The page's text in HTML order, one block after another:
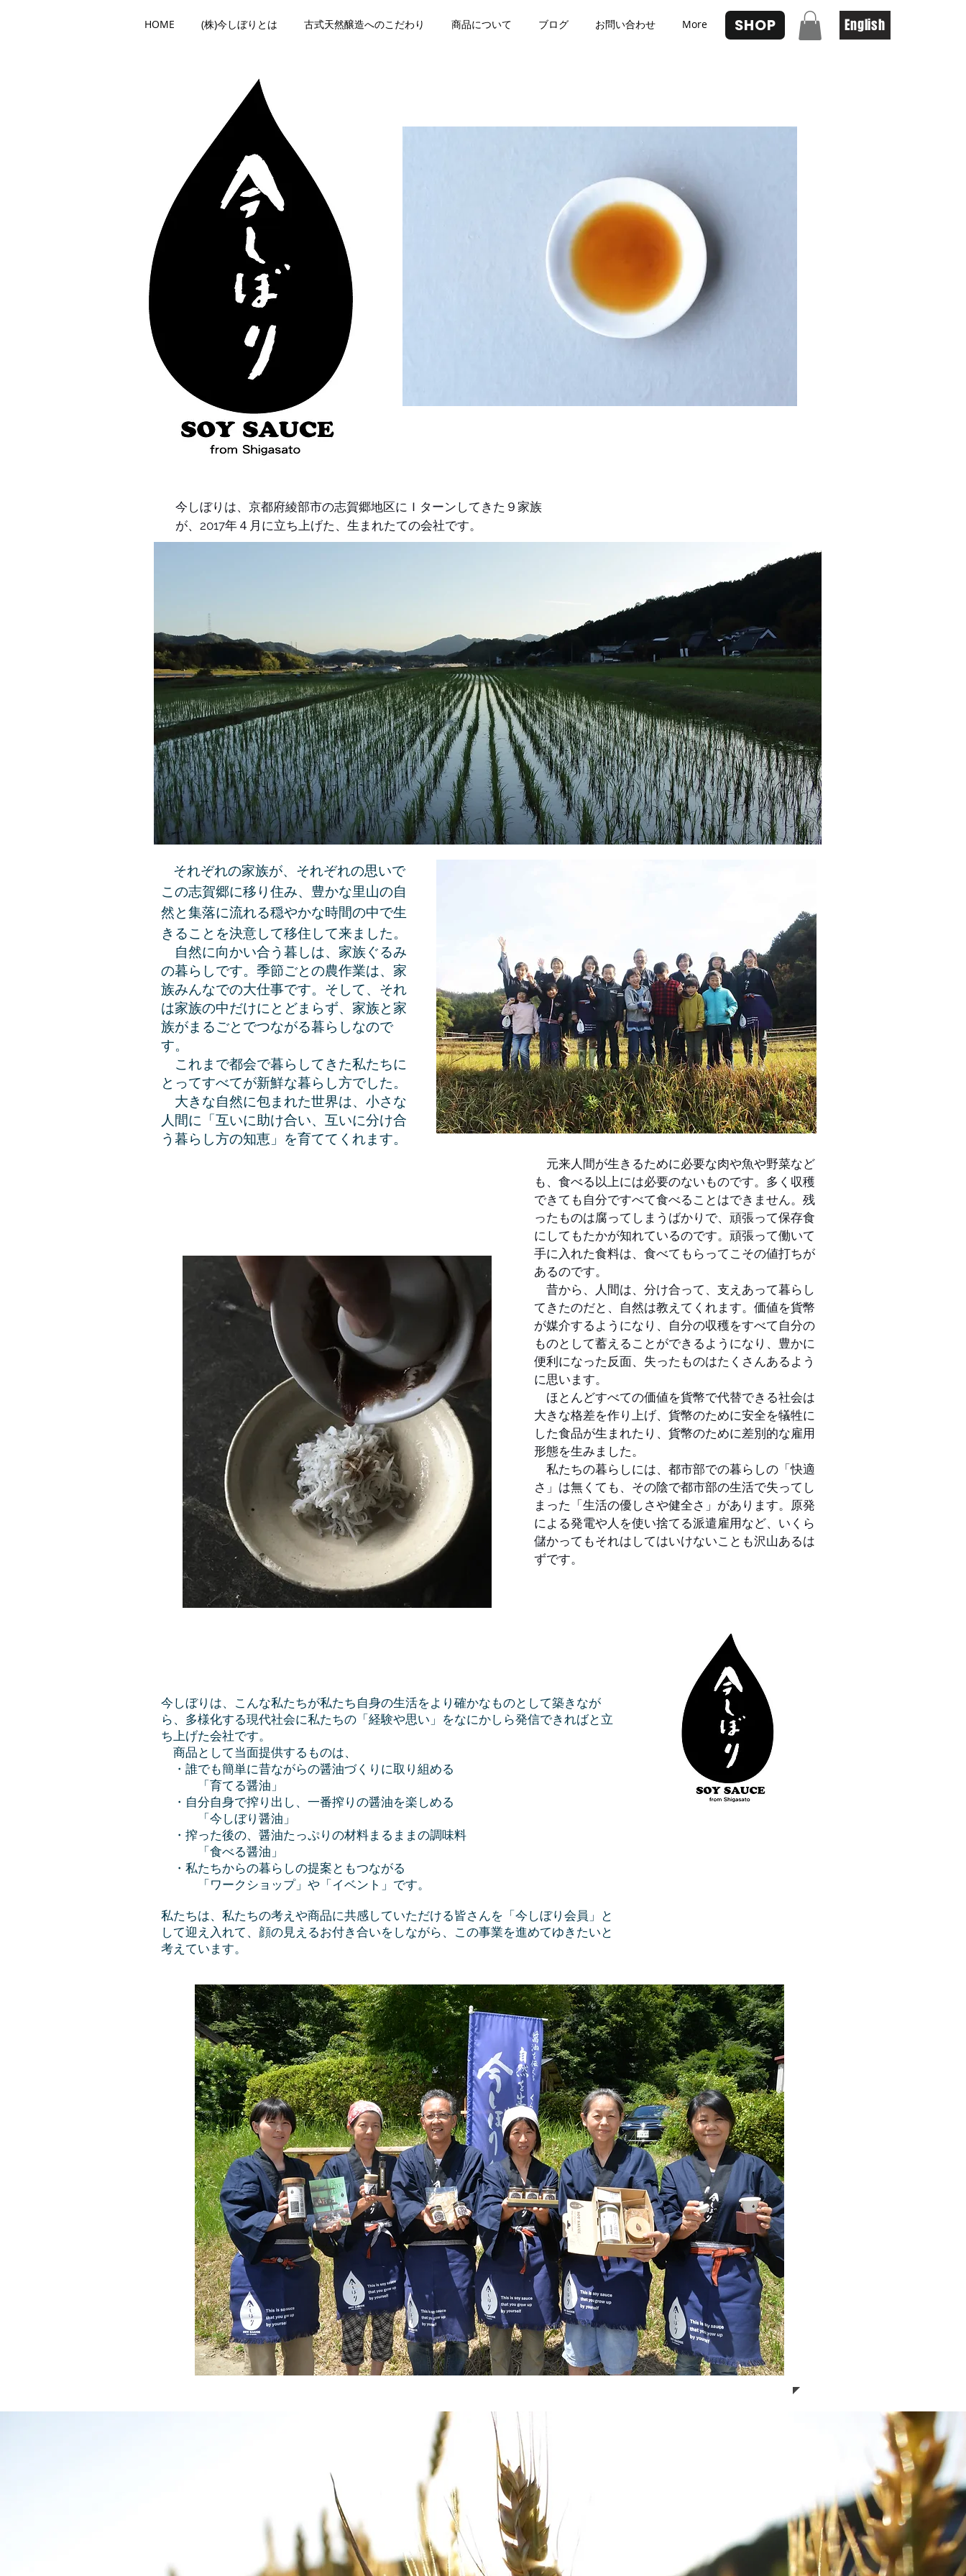
HOME (株)今しぼりとは 古式天然醸造へのこだわり 商品について ブログ お問い合わせ More SHOP English
今しぼりは、京都府綾部市の志賀郷地区にＩターンしてきた９家族
が、2017年４月に立ち上げた、生まれたての会社です。
それぞれの家族が、それぞれの思いで
この志賀郷に移り住み、豊かな里山の自
然と集落に流れる穏やかな時間の中で生
きることを決意して移住して来ました。
自然に向かい合う暮しは、家族ぐるみ
の暮らしです。季節ごとの農作業は、家
族みんなでの大仕事です。そして、それ
は家族の中だけにとどまらず、家族と家
族がまるごとでつながる暮らしなので
す。
これまで都会で暮らしてきた私たちに
とってすべてが新鮮な暮らし方でした。
大きな自然に包まれた世界は、小さな
人間に「互いに助け合い、互いに分け合
う暮らし方の知恵」を育ててくれます。
元来人間が生きるために必要な肉や魚や野菜など
も、食べる以上には必要のないものです。多く収穫
できても自分ですべて食べることはできません。残
ったものは腐ってしまうばかりで、頑張って保存食
にしてもたかが知れているのです。頑張って働いて
手に入れた食料は、食べてもらってこその値打ちが
あるのです。
昔から、人間は、分け合って、支えあって暮らし
てきたのだと、自然は教えてくれます。価値を貨幣
が媒介するようになり、自分の収穫をすべて自分の
ものとして蓄えることができるようになり、豊かに
便利になった反面、失ったものはたくさんあるよう
に思います。
ほとんどすべての価値を貨幣で代替できる社会は
大きな格差を作り上げ、貨幣のために安全を犠牲に
した食品が生まれたり、貨幣のために差別的な雇用
形態を生みました。
私たちの暮らしには、都市部での暮らしの「快適
さ」は無くても、その陰で都市部の生活で失ってし
まった「生活の優しさや健全さ」があります。原発
による発電や人を使い捨てる派遣雇用など、いくら
儲かってもそれはしてはいけないことも沢山あるは
ずです。
今しぼりは、こんな私たちが私たち自身の生活をより確かなものとして築きなが
ら、多様化する現代社会に私たちの「経験や思い」をなにかしら発信できればと立
ち上げた会社です。
商品として当面提供するものは、
・誰でも簡単に昔ながらの醤油づくりに取り組める
「育てる醤油」
・自分自身で搾り出し、一番搾りの醤油を楽しめる
「今しぼり醤油」
・搾った後の、醤油たっぷりの材料まるままの調味料
「食べる醤油」
・私たちからの暮らしの提案ともつながる
「ワークショップ」や「イベント」です。
私たちは、私たちの考えや商品に共感していただける皆さんを「今しぼり会員」と
して迎え入れて、顔の見えるお付き合いをしながら、この事業を進めてゆきたいと
考えています。